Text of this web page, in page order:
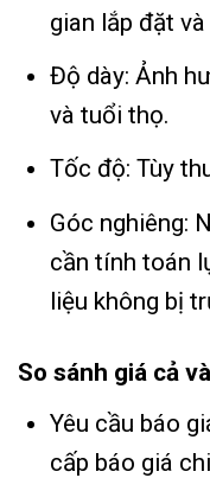
gian lắp đặt
Độ dày: Ảnh
và tuổi thọ.
Tốc độ: Tùy
Góc nghiêng:
cần tính toán
liệu không bị
So sánh giá cả
Yêu cầu báo
cấp báo giá